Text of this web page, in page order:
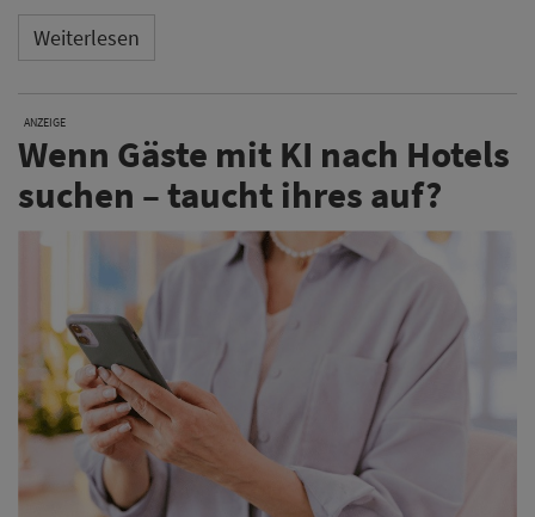
Weiterlesen
ANZEIGE
Wenn Gäste mit KI nach Hotels
suchen – taucht ihres auf?